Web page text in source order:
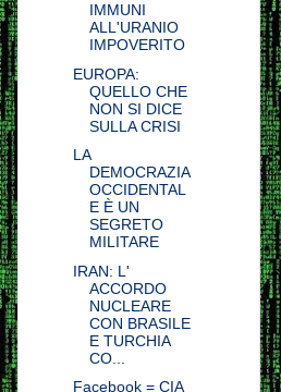
IMMUNI
ALL'URANIO
IMPOVERITO
EUROPA:
QUELLO CHE
NON SI DICE
SULLA CRISI
LA
DEMOCRAZIA
OCCIDENTAL
E È UN
SEGRETO
MILITARE
IRAN: L'
ACCORDO
NUCLEARE
CON BRASILE
E TURCHIA
CO...
Facebook = CIA